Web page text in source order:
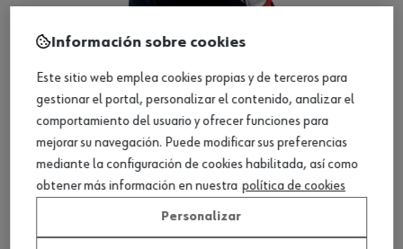
Información sobre cookies
Este sitio web emplea cookies propias y de terceros para
gestionar el portal, personalizar el contenido, analizar el
comportamiento del usuario y ofrecer funciones para
mejorar su navegación. Puede modificar sus preferencias
mediante la configuración de cookies habilitada, así como
obtener más información en nuestra política de cookies
Personalizar